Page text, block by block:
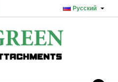
Русский 